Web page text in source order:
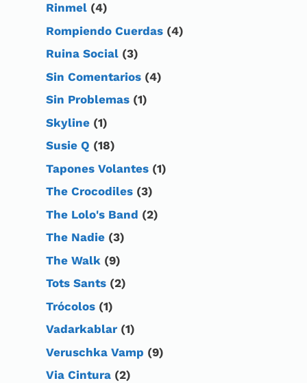
Rinmel (4)
Rompiendo Cuerdas (4)
Ruina Social (3)
Sin Comentarios (4)
Sin Problemas (1)
Skyline (1)
Susie Q (18)
Tapones Volantes (1)
The Crocodiles (3)
The Lolo's Band (2)
The Nadie (3)
The Walk (9)
Tots Sants (2)
Trócolos (1)
Vadarkablar (1)
Veruschka Vamp (9)
Via Cintura (2)